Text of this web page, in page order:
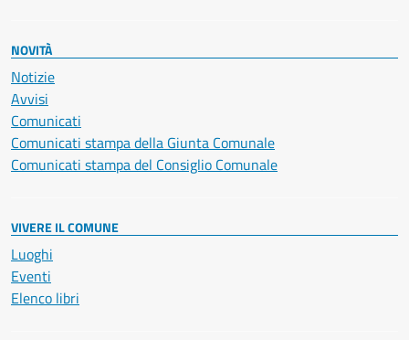
NOVITÀ
Notizie
Avvisi
Comunicati
Comunicati stampa della Giunta Comunale
Comunicati stampa del Consiglio Comunale
VIVERE IL COMUNE
Luoghi
Eventi
Elenco libri